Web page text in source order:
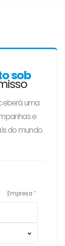
sob
uma
e
do mundo.
Empresa